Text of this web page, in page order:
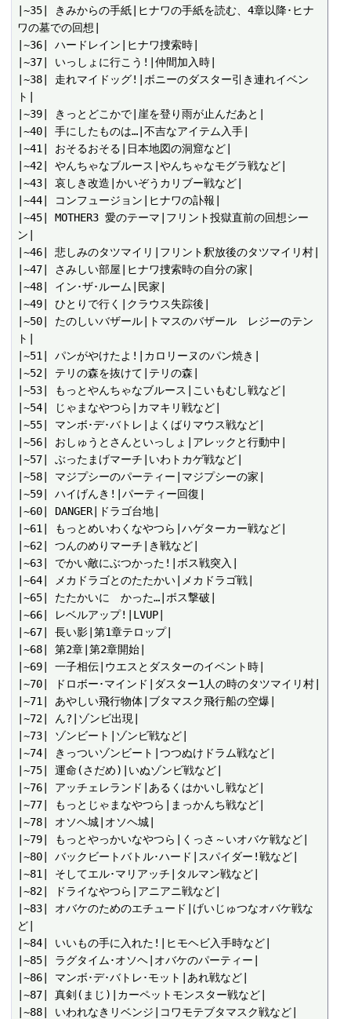
|~35| きみからの手紙|ヒナワの手紙を読む、4章以降･ヒナ
ワの墓での回想|
|~36| ハードレイン|ヒナワ捜索時|
|~37| いっしょに行こう!|仲間加入時|
|~38| 走れマイドッグ!|ボニーのダスター引き連れイベン
ト|
|~39| きっとどこかで|崖を登り雨が止んだあと|
|~40| 手にしたものは…|不吉なアイテム入手|
|~41| おそるおそる|日本地図の洞窟など|
|~42| やんちゃなブルース|やんちゃなモグラ戦など|
|~43| 哀しき改造|かいぞうカリブー戦など|
|~44| コンフュージョン|ヒナワの訃報|
|~45| MOTHER3 愛のテーマ|フリント投獄直前の回想シー
ン|
|~46| 悲しみのタツマイリ|フリント釈放後のタツマイリ村|
|~47| さみしい部屋|ヒナワ捜索時の自分の家|
|~48| イン･ザ･ルーム|民家|
|~49| ひとりで行く|クラウス失踪後|
|~50| たのしいバザール|トマスのバザール　レジーのテン
ト|
|~51| パンがやけたよ!|カロリーヌのパン焼き|
|~52| テリの森を抜けて|テリの森|
|~53| もっとやんちゃなブルース|こいもむし戦など|
|~54| じゃまなやつら|カマキリ戦など|
|~55| マンボ･デ･バトレ|よくばりマウス戦など|
|~56| おしゅうとさんといっしょ|アレックと行動中|
|~57| ぶったまげマーチ|いわトカゲ戦など|
|~58| マジプシーのパーティー|マジプシーの家|
|~59| ハイげんき!|パーティー回復|
|~60| DANGER|ドラゴ台地|
|~61| もっとめいわくなやつら|ハゲターカー戦など|
|~62| つんのめりマーチ|き戦など|
|~63| でかい敵にぶつかった!|ボス戦突入|
|~64| メカドラゴとのたたかい|メカドラゴ戦|
|~65| たたかいに　かった…|ボス撃破|
|~66| レベルアップ!|LVUP|
|~67| 長い影|第1章テロップ|
|~68| 第2章|第2章開始|
|~69| 一子相伝|ウエスとダスターのイベント時|
|~70| ドロボー･マインド|ダスター1人の時のタツマイリ村|
|~71| あやしい飛行物体|ブタマスク飛行船の空爆|
|~72| ん?|ゾンビ出現|
|~73| ゾンビート|ゾンビ戦など|
|~74| きっついゾンビート|つつぬけドラム戦など|
|~75| 運命(さだめ)|いぬゾンビ戦など|
|~76| アッチェレランド|あるくはかいし戦など|
|~77| もっとじゃまなやつら|まっかんち戦など|
|~78| オソヘ城|オソヘ城|
|~79| もっとやっかいなやつら|くっさ～いオバケ戦など|
|~80| バックビートバトル･ハード|スパイダー!戦など|
|~81| そしてエル･マリアッチ|タルマン戦など|
|~82| ドライなやつら|アニアニ戦など|
|~83| オバケのためのエチュード|げいじゅつなオバケ戦な
ど|
|~84| いいもの手に入れた!|ヒモヘビ入手時など|
|~85| ラグタイム･オソヘ|オバケのパーティー|
|~86| マンボ･デ･バトレ･モット|あれ戦など|
|~87| 真剣(まじ)|カーペットモンスター戦など|
|~88| いわれなきリベンジ|コワモテブタマスク戦など|